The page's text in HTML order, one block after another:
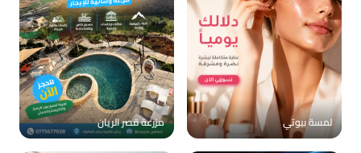
لمسة بيوتي مزرعة قصر الريان